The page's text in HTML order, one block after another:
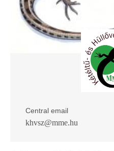
Central email
khvsz@mme.hu